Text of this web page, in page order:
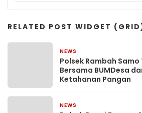
RELATED POST WIDGET
NEWS
Polsek Rambah
Bersama BUMDesa
Ketahanan Pangan
NEWS